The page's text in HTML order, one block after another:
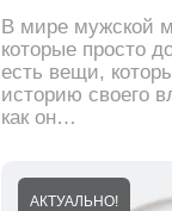
В мире мужской
которые просто
есть вещи,
историю своего
как он…
АКТУАЛЬНО!